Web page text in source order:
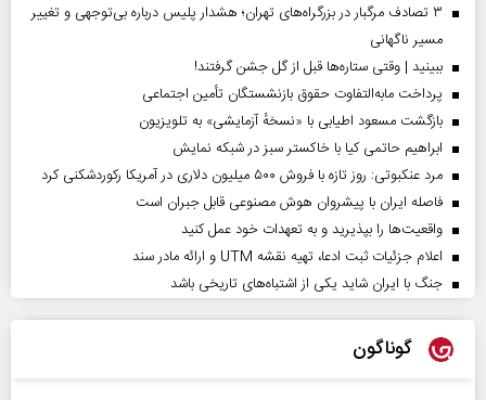
۳ تصادف مرگبار در بزرگراه‌های تهران؛ هشدار پلیس درباره بی‌توجهی و تغییر
مسیر ناگهانی
ببینید | وقتی ستاره‌ها قبل از گل جشن گرفتند!
پرداخت مابه‌التفاوت حقوق بازنشستگان تأمین اجتماعی
بازگشت مسعود اطیابی با «نسخهٔ آزمایشی» به تلویزیون
ابراهیم حاتمی کیا با خاکستر سبز در شبکه نمایش
مرد عنکبوتی: روز تازه با فروش ۵۰۰ میلیون دلاری در آمریکا رکوردشکنی کرد
فاصله ایران با پیشرو‌ان هوش مصنوعی قابل جبران است
واقعیت‌ها را بپذیرید و به تعهدات خود عمل کنید
اعلام جزئیات ثبت ادعا، تهیه نقشه UTM و ارائه مادر سند
جنگ با ایران شاید یکی از اشتباه‌های تاریخی باشد
گوناگون